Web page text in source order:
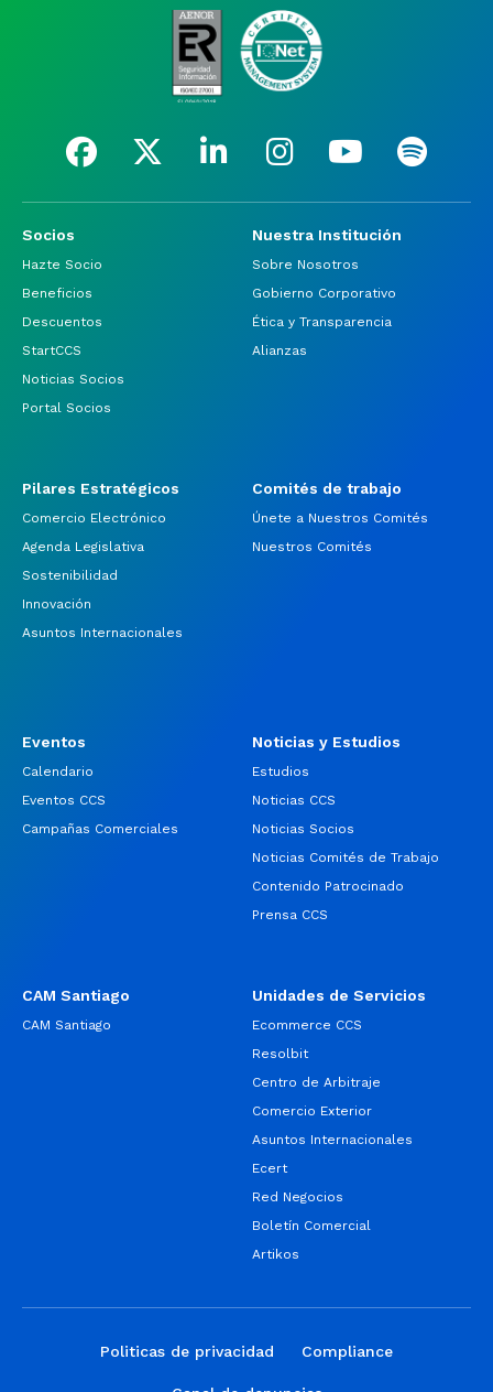
Socios
Hazte Socio
Beneficios
Descuentos
StartCCS
Noticias Socios
Portal Socios
Nuestra Institución
Sobre Nosotros
Gobierno Corporativo
Ética y Transparencia
Alianzas
Pilares Estratégicos
Comercio Electrónico
Agenda Legislativa
Sostenibilidad
Innovación
Asuntos Internacionales
Comités de trabajo
Únete a Nuestros Comités
Nuestros Comités
Eventos
Calendario
Eventos CCS
Campañas Comerciales
Noticias y Estudios
Estudios
Noticias CCS
Noticias Socios
Noticias Comités de Trabajo
Contenido Patrocinado
Prensa CCS
CAM Santiago
CAM Santiago
Unidades de Servicios
Ecommerce CCS
Resolbit
Centro de Arbitraje
Comercio Exterior
Asuntos Internacionales
Ecert
Red Negocios
Boletín Comercial
Artikos
Politicas de privacidad Compliance